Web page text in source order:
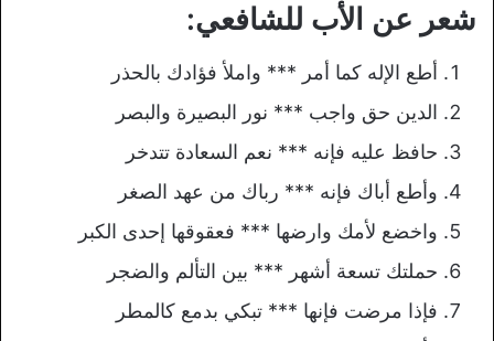
شعر عن الأب للشافعي:
أطع الإله كما أمر *** واملأ فؤادك بالحذر
الدين حق واجب *** نور البصيرة والبصر
حافظ عليه فإنه *** نعم السعادة تتدخر
وأطع أباك فإنه *** رباك من عهد الصغر
واخضع لأمك وارضها *** فعقوقها إحدى الكبر
حملتك تسعة أشهر *** بين التألم والضجر
فإذا مرضت فإنها *** تبكي بدمع كالمطر